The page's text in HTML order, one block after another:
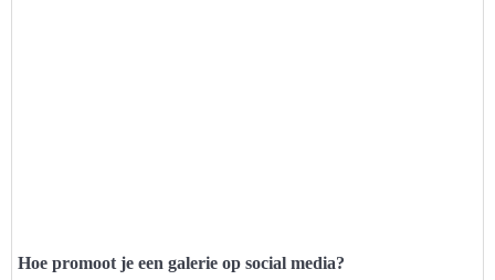
Hoe promoot je een galerie op social media?